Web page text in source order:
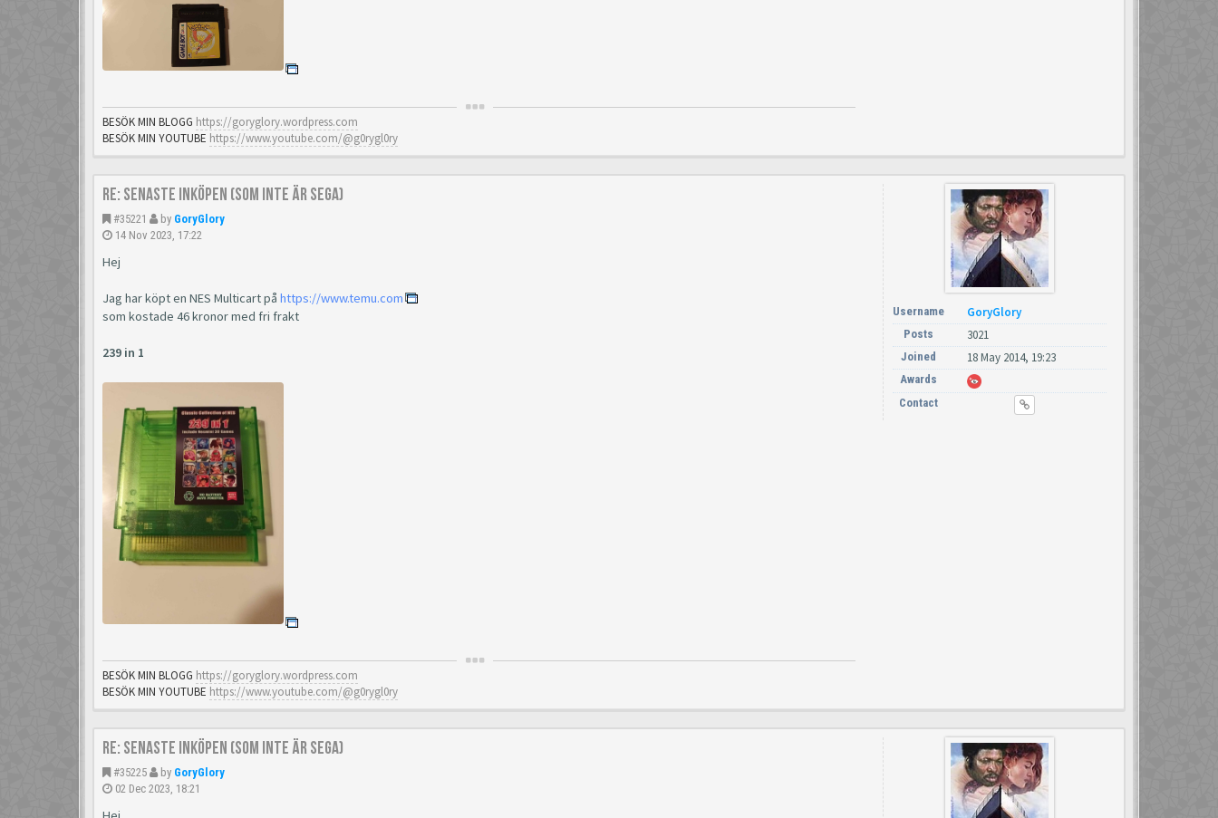
BESÖK MIN BLOGG https://goryglory.wordpress.com
BESÖK MIN YOUTUBE https://www.youtube.com/@g0rygl0ry
Re: Senaste inköpen (som inte är Sega)
#35221 by GoryGlory
14 Nov 2023, 17:22
Hej
Jag har köpt en NES Multicart på https://www.temu.com
som kostade 46 kronor med fri frakt
239 in 1
BESÖK MIN BLOGG https://goryglory.wordpress.com
BESÖK MIN YOUTUBE https://www.youtube.com/@g0rygl0ry
Username GoryGlory
Posts 3021
Joined 18 May 2014, 19:23
Awards
Contact
Re: Senaste inköpen (som inte är Sega)
#35225 by GoryGlory
02 Dec 2023, 18:21